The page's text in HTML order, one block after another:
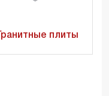
Гранитные плиты